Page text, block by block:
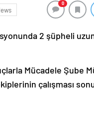
0
2 şüpheli
Mücadele Şube
çalışması